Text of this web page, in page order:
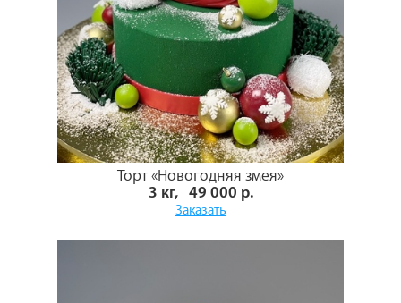
Торт «Новогодняя змея»
3 кг, 49 000 р.
Заказать